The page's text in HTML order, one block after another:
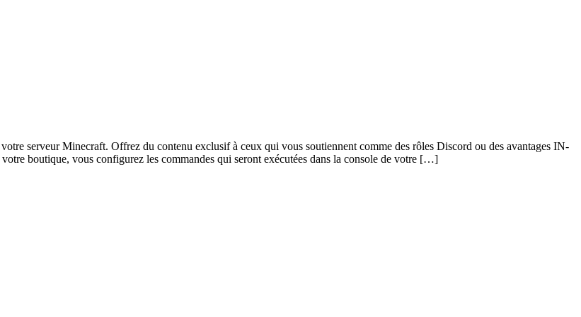
serveur Minecraft. Offrez du contenu exclusif à ceux qui vous soutiennent comme des rôles Discord ou des avantages IN-
boutique, vous configurez les commandes qui seront exécutées dans la console de votre […]